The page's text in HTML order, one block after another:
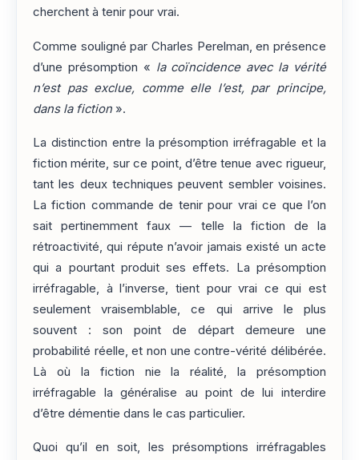
cherchent à tenir pour vrai.
Comme souligné par Charles Perelman, en présence
d’une présomption « la coïncidence avec la vérité
n’est pas exclue, comme elle l’est, par principe,
dans la fiction ».
La distinction entre la présomption irréfragable et la
fiction mérite, sur ce point, d’être tenue avec rigueur,
tant les deux techniques peuvent sembler voisines.
La fiction commande de tenir pour vrai ce que l’on
sait pertinemment faux — telle la fiction de la
rétroactivité, qui répute n’avoir jamais existé un acte
qui a pourtant produit ses effets. La présomption
irréfragable, à l’inverse, tient pour vrai ce qui est
seulement vraisemblable, ce qui arrive le plus
souvent : son point de départ demeure une
probabilité réelle, et non une contre-vérité délibérée.
Là où la fiction nie la réalité, la présomption
irréfragable la généralise au point de lui interdire
d’être démentie dans le cas particulier.
Quoi qu’il en soit, les présomptions irréfragables